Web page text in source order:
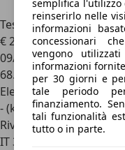
Tesla Model 3Long
€ 27.500
09/2020
68.994 km
Elettrica
- (kWh/100 km)
Rivenditore
IT 37135
semplifica l'utilizzo
reinserirlo nelle
informazioni
concessionari
vengono
informazioni
per 30 giorni e
tale periodo
finanziamento.
tali funzionalità
tutto o in parte.